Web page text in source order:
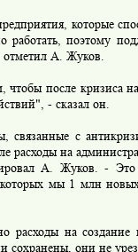
которые
поэтому
отметил А. Жуков.
после кризиса
- сказал он.
с
расходы на
А. Жуков. -
мы 1 млн
на создание
сохранены, они не